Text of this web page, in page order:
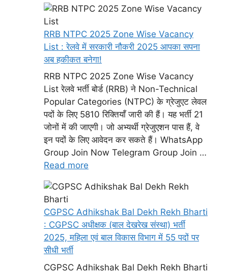
RRB NTPC 2025 Zone Wise Vacancy
List : रेलवे में सरकारी नौकरी 2025 आपका सपना
अब हकीकत बनेगा!
RRB NTPC 2025 Zone Wise Vacancy
List रेलवे भर्ती बोर्ड (RRB) ने Non-Technical
Popular Categories (NTPC) के ग्रेजुएट लेवल
पदों के लिए 5810 रिक्तियाँ जारी की हैं। यह भर्ती 21
जोनों में की जाएगी। जो अभ्यर्थी ग्रेजुएशन पास हैं, वे
इन पदों के लिए आवेदन कर सकते हैं। WhatsApp
Group Join Now Telegram Group Join …
Read more
CGPSC Adhikshak Bal Dekh Rekh Bharti
: CGPSC अधीक्षक (बाल देखरेख संस्था) भर्ती
2025, महिला एवं बाल विकास विभाग में 55 पदों पर
सीधी भर्ती
CGPSC Adhikshak Bal Dekh Rekh Bharti